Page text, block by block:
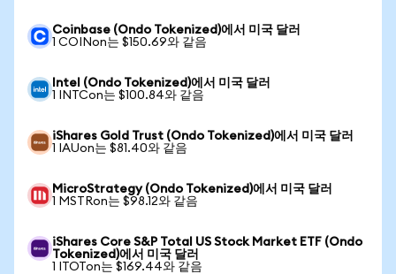
Coinbase (Ondo Tokenized)에서 미국 달러
1 COINon는 $150.69와 같음
Intel (Ondo Tokenized)에서 미국 달러
1 INTCon는 $100.84와 같음
iShares Gold Trust (Ondo Tokenized)에서 미국 달러
1 IAUon는 $81.40와 같음
MicroStrategy (Ondo Tokenized)에서 미국 달러
1 MSTRon는 $98.12와 같음
iShares Core S&P Total US Stock Market ETF (Ondo
Tokenized)에서 미국 달러
1 ITOTon는 $169.44와 같음